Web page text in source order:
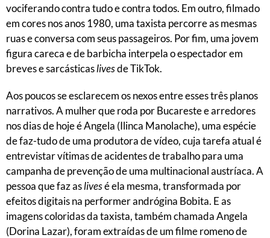
vociferando contra tudo e contra todos. Em outro, filmado
em cores nos anos 1980, uma taxista percorre as mesmas
ruas e conversa com seus passageiros. Por fim, uma jovem
figura careca e de barbicha interpela o espectador em
breves e sarcásticaslivesde TikTok.
Aos poucos se esclarecem os nexos entre esses três planos
narrativos. A mulher que roda por Bucareste e arredores
nos dias de hoje é Angela (Ilinca Manolache), uma espécie
de faz-tudo de uma produtora de vídeo, cuja tarefa atual é
entrevistar vítimas de acidentes de trabalho para uma
campanha de prevenção de uma multinacional austríaca. A
pessoa que faz aslivesé ela mesma, transformada por
efeitos digitais na performer andrógina Bobita. E as
imagens coloridas da taxista, também chamada Angela
(Dorina Lazar), foram extraídas de um filme romeno de